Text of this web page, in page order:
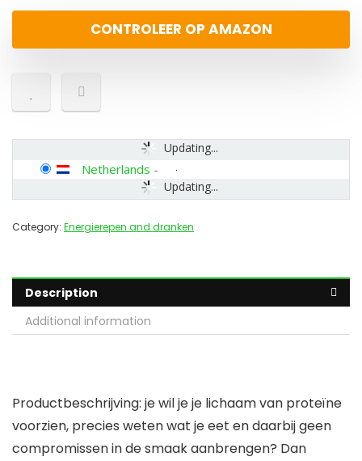
CONTROLEER OP AMAZON
Updating...
Updating...
Netherlands -
Category: Energierepen and dranken
Description
Additional information
Productbeschrijving: je wil je je lichaam van proteïne
voorzien, precies weten wat je eet en daarbij geen
compromissen in de smaak aanbrengen? Dan